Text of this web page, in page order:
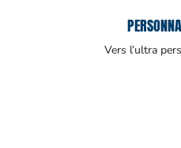
Vers l’ultra